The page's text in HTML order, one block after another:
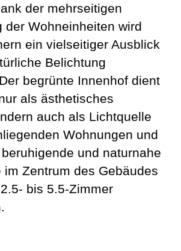
der mehrseitigen
der Wohneinheiten wird
ein vielseitiger Ausblick
Belichtung
begrünte Innenhofdient
als ästhetisches
auch als Lichtquelle
Wohnungen und
und naturnahe
im Zentrum des Gebäudes
2.5- bis 5.5-Zimmer